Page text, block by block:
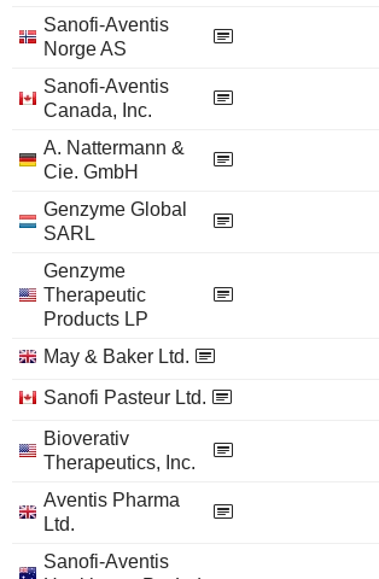
Sanofi-Aventis
Norge AS
Sanofi-Aventis
Canada, Inc.
A. Nattermann &
Cie. GmbH
Genzyme Global
SARL
Genzyme
Therapeutic
Products LP
May & Baker Ltd.
Sanofi Pasteur Ltd.
Bioverativ
Therapeutics, Inc.
Aventis Pharma
Ltd.
Sanofi-Aventis